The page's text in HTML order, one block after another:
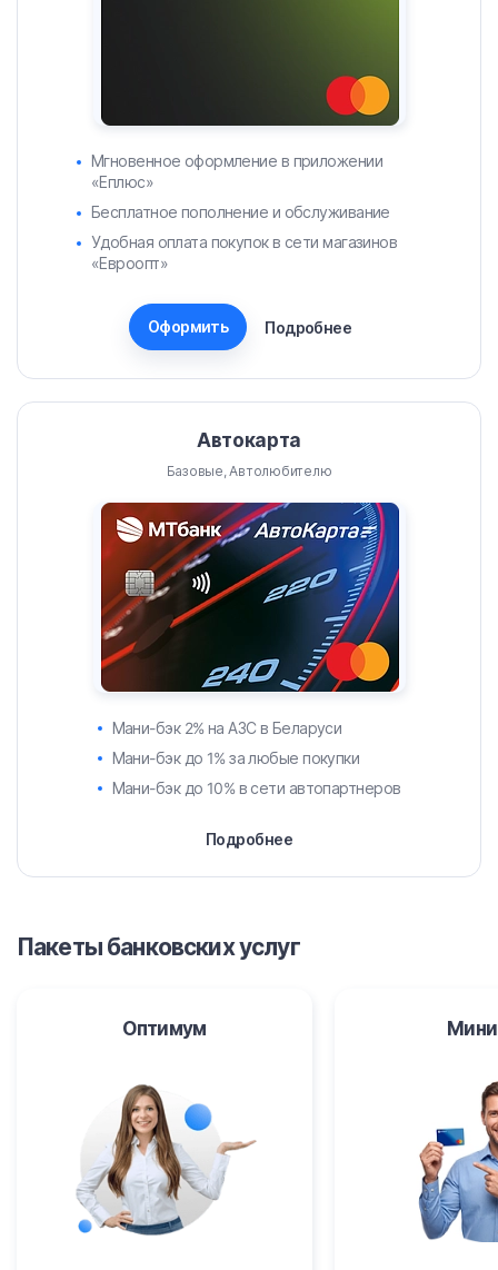
Мгновенное оформление в приложении
«Еплюс»
Бесплатное пополнение и обслуживание
Удобная оплата покупок в сети магазинов
«Евроопт»
Оформить Подробнее
Автокарта
Базовые, Автолюбителю
Мани-бэк 2% на АЗС в Беларуси
Мани-бэк до 1% за любые покупки
Мани-бэк до 10% в сети автопартнеров
Подробнее
Пакеты банковских услуг
Оптимум